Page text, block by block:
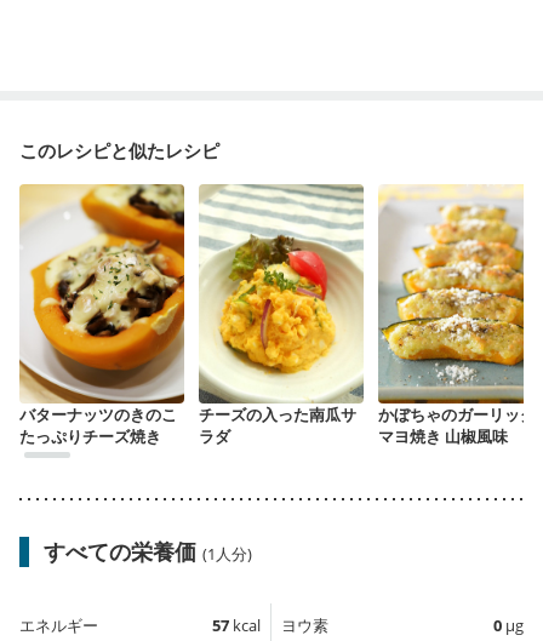
このレシピと似たレシピ
バターナッツのきのこ
たっぷりチーズ焼き
チーズの入った南瓜サ
ラダ
かぼちゃのガーリック
マヨ焼き 山椒風味
すべての栄養価 (1人分)
エネルギー 57 kcal
ヨウ素 0 µg